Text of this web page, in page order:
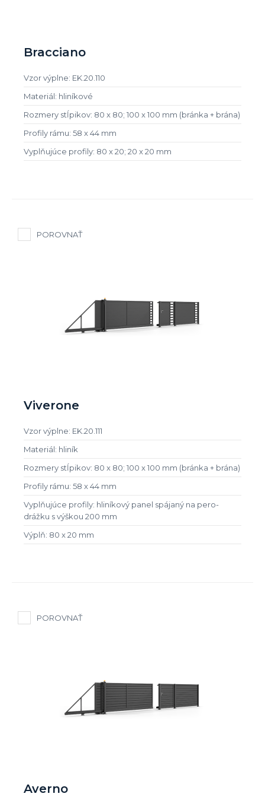
Bracciano
Vzor výplne: EK.20.110
Materiál: hliníkové
Rozmery stĺpikov: 80 x 80; 100 x 100 mm (bránka + brána)
Profily rámu: 58 x 44 mm
Vyplňujúce profily: 80 x 20; 20 x 20 mm
POROVNAŤ
Viverone
Vzor výplne: EK.20.111
Materiál: hliník
Rozmery stĺpikov: 80 x 80; 100 x 100 mm (bránka + brána)
Profily rámu: 58 x 44 mm
Vyplňujúce profily: hliníkový panel spájaný na pero-
drážku s výškou 200 mm
Výplň: 80 x 20 mm
POROVNAŤ
Averno